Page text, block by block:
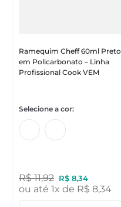
Ramequim Cheff 60ml Preto
em Policarbonato – Linha
Profissional Cook VEM
R$ 11,92 R$ 8,34
ou até 1x de R$ 8,34